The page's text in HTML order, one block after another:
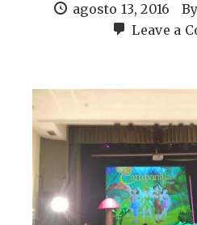
agosto 13, 2016 By
Leave a